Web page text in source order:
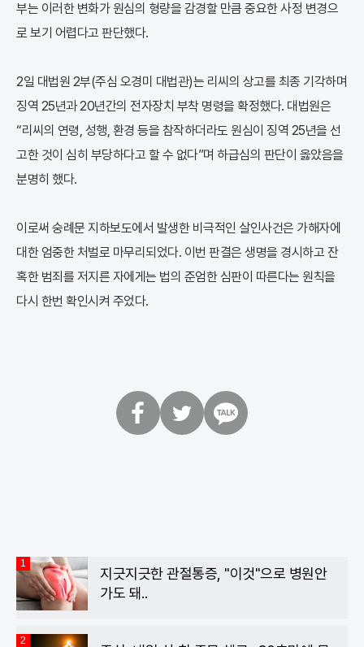
부는 이러한 변화가 원심의 형량을 감경할 만큼 중요한 사정 변경으
로 보기 어렵다고 판단했다.
2일 대법원 2부(주심 오경미 대법관)는 리씨의 상고를 최종 기각하며
징역 25년과 20년간의 전자장치 부착 명령을 확정했다. 대법원은
“리씨의 연령, 성행, 환경 등을 참작하더라도 원심이 징역 25년을 선
고한 것이 심히 부당하다고 할 수 없다”며 하급심의 판단이 옳았음을
분명히 했다.
이로써 숭례문 지하보도에서 발생한 비극적인 살인사건은 가해자에
대한 엄중한 처벌로 마무리되었다. 이번 판결은 생명을 경시하고 잔
혹한 범죄를 저지른 자에게는 법의 준엄한 심판이 따른다는 원칙을
다시 한번 확인시켜 주었다.
1
지긋지긋한 관절통증, "이것"으로 병원안
가도 돼..
2